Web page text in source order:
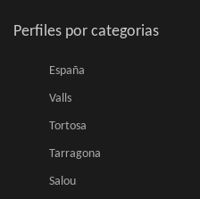
Perfiles por categorias
España
Valls
Tortosa
Tarragona
Salou